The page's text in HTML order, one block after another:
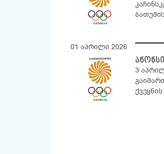
01 აპრილი 2026
ანონსი
3